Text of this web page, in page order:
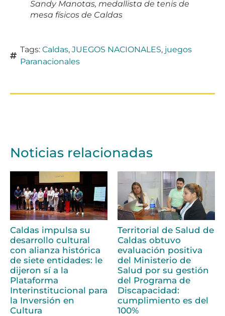
Sandy Manotas, medallista de tenis de
mesa físicos de Caldas
Tags: Caldas, JUEGOS NACIONALES, juegos
Paranacionales
Noticias relacionadas
Caldas impulsa su
desarrollo cultural
con alianza histórica
de siete entidades: le
dijeron sí a la
Plataforma
Interinstitucional para
la Inversión en
Cultura
Territorial de Salud de
Caldas obtuvo
evaluación positiva
del Ministerio de
Salud por su gestión
del Programa de
Discapacidad:
cumplimiento es del
100%